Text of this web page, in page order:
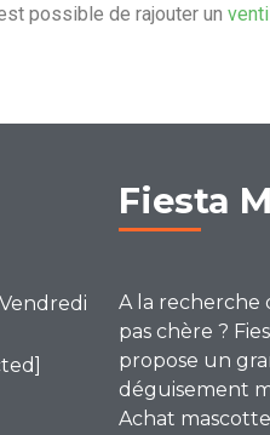
possible de rajouter un
Fiesta
A la recherche
pas chère ?
propose un
déguisement
Achat